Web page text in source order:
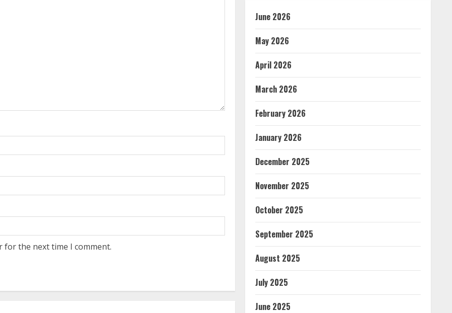
for the next time I comment.
June 2026
May 2026
April 2026
March 2026
February 2026
January 2026
December 2025
November 2025
October 2025
September 2025
August 2025
July 2025
June 2025